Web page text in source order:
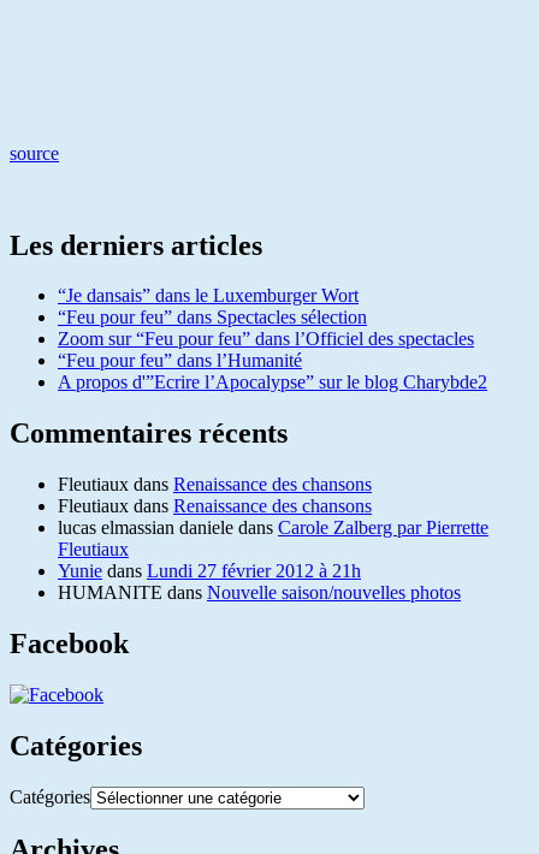
source
Les derniers articles
“Je dansais” dans le Luxemburger Wort
“Feu pour feu” dans Spectacles sélection
Zoom sur “Feu pour feu” dans l’Officiel des spectacles
“Feu pour feu” dans l’Humanité
A propos d'”Ecrire l’Apocalypse” sur le blog Charybde2
Commentaires récents
Fleutiaux dans Renaissance des chansons
Fleutiaux dans Renaissance des chansons
lucas elmassian daniele dans Carole Zalberg par Pierrette
Fleutiaux
Yunie dans Lundi 27 février 2012 à 21h
HUMANITE dans Nouvelle saison/nouvelles photos
Facebook
Catégories
Catégories